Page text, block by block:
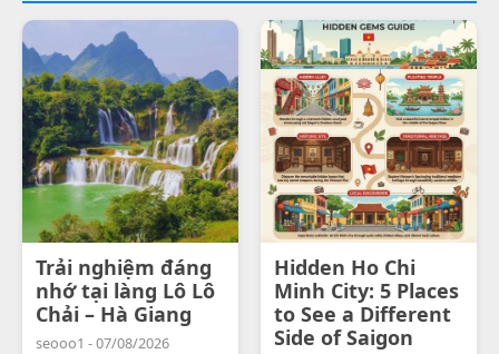
Trải nghiệm đáng
nhớ tại làng Lô Lô
Chải – Hà Giang
seooo1 - 07/08/2026
Hidden Ho Chi
Minh City: 5 Places
to See a Different
Side of Saigon